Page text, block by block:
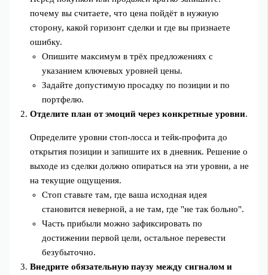
почему вы считаете, что цена пойдёт в нужную
сторону, какой горизонт сделки и где вы признаете
ошибку.
Опишите максимум в трёх предложениях с
указанием ключевых уровней цены.
Задайте допустимую просадку по позиции и по
портфелю.
Отделите план от эмоций через конкретные уровни.
Определите уровни стоп-лосса и тейк-профита до
открытия позиции и запишите их в дневник. Решение о
выходе из сделки должно опираться на эти уровни, а не
на текущие ощущения.
Стоп ставьте там, где ваша исходная идея
становится неверной, а не там, где "не так больно".
Часть прибыли можно зафиксировать по
достижении первой цели, остальное перевести
безубыточно.
Внедрите обязательную паузу между сигналом и